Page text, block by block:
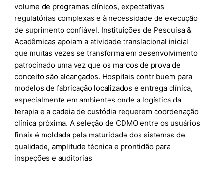
volume de programas clínicos, expectativas
regulatórias complexas e à necessidade de execução
de suprimento confiável. Instituições de Pesquisa &
Acadêmicas apoiam a atividade translacional inicial
que muitas vezes se transforma em desenvolvimento
patrocinado uma vez que os marcos de prova de
conceito são alcançados. Hospitais contribuem para
modelos de fabricação localizados e entrega clínica,
especialmente em ambientes onde a logística da
terapia e a cadeia de custódia requerem coordenação
clínica próxima. A seleção de CDMO entre os usuários
finais é moldada pela maturidade dos sistemas de
qualidade, amplitude técnica e prontidão para
inspeções e auditorias.